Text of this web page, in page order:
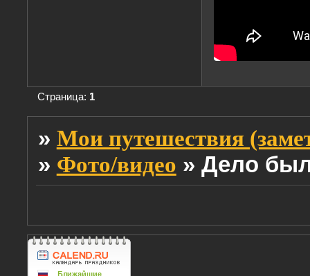
Страница: 1
» Мои путешествия
» Фото/видео » Дело